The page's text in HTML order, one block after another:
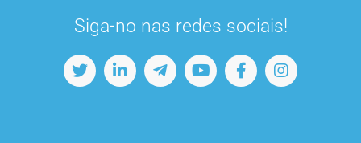
Siga-no nas redes sociais!